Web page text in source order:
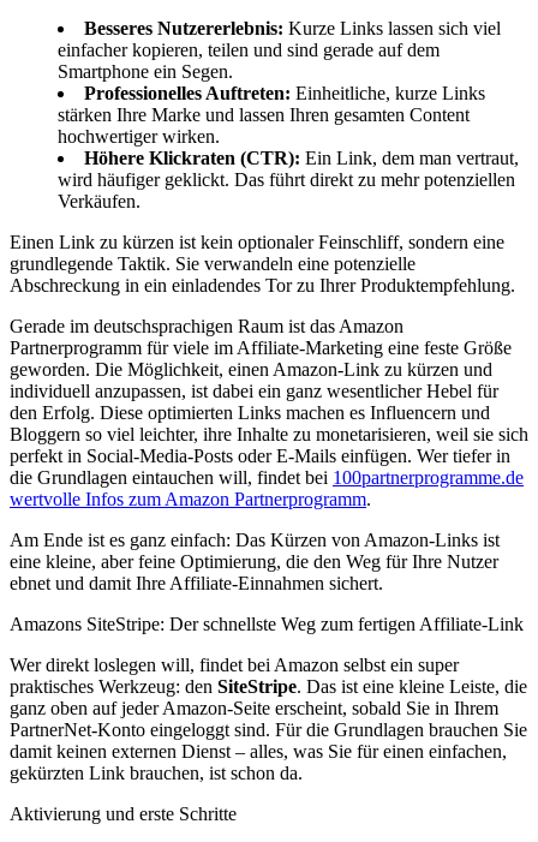
Besseres Nutzererlebnis: Kurze Links lassen sich viel
einfacher kopieren, teilen und sind gerade auf dem
Smartphone ein Segen.
Professionelles Auftreten: Einheitliche, kurze Links
stärken Ihre Marke und lassen Ihren gesamten Content
hochwertiger wirken.
Höhere Klickraten (CTR): Ein Link, dem man vertraut,
wird häufiger geklickt. Das führt direkt zu mehr potenziellen
Verkäufen.
Einen Link zu kürzen ist kein optionaler Feinschliff, sondern eine
grundlegende Taktik. Sie verwandeln eine potenzielle
Abschreckung in ein einladendes Tor zu Ihrer Produktempfehlung.
Gerade im deutschsprachigen Raum ist das Amazon
Partnerprogramm für viele im Affiliate-Marketing eine feste Größe
geworden. Die Möglichkeit, einen Amazon-Link zu kürzen und
individuell anzupassen, ist dabei ein ganz wesentlicher Hebel für
den Erfolg. Diese optimierten Links machen es Influencern und
Bloggern so viel leichter, ihre Inhalte zu monetarisieren, weil sie sich
perfekt in Social-Media-Posts oder E-Mails einfügen. Wer tiefer in
die Grundlagen eintauchen will, findet bei 100partnerprogramme.de
wertvolle Infos zum Amazon Partnerprogramm.
Am Ende ist es ganz einfach: Das Kürzen von Amazon-Links ist
eine kleine, aber feine Optimierung, die den Weg für Ihre Nutzer
ebnet und damit Ihre Affiliate-Einnahmen sichert.
Amazons SiteStripe: Der schnellste Weg zum fertigen Affiliate-Link
Wer direkt loslegen will, findet bei Amazon selbst ein super
praktisches Werkzeug: den SiteStripe. Das ist eine kleine Leiste, die
ganz oben auf jeder Amazon-Seite erscheint, sobald Sie in Ihrem
PartnerNet-Konto eingeloggt sind. Für die Grundlagen brauchen Sie
damit keinen externen Dienst – alles, was Sie für einen einfachen,
gekürzten Link brauchen, ist schon da.
Aktivierung und erste Schritte